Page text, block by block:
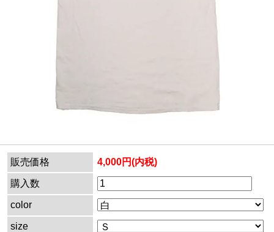
販売価格 4,000円(内税)
購入数
color
size